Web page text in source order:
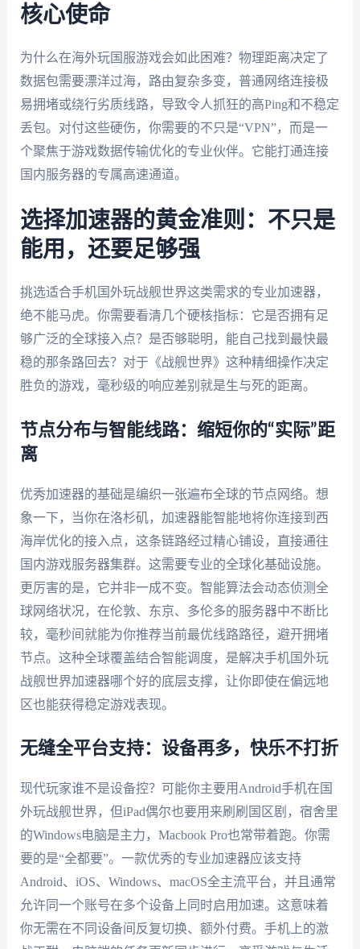
核心使命
为什么在海外玩国服游戏会如此困难？物理距离决定了
数据包需要漂洋过海，路由复杂多变，普通网络连接极
易拥堵或绕行劣质线路，导致令人抓狂的高Ping和不稳定
丢包。对付这些硬伤，你需要的不只是“VPN”，而是一
个聚焦于游戏数据传输优化的专业伙伴。它能打通连接
国内服务器的专属高速通道。
选择加速器的黄金准则：不只是
能用，还要足够强
挑选适合手机国外玩战舰世界这类需求的专业加速器，
绝不能马虎。你需要看清几个硬核指标：它是否拥有足
够广泛的全球接入点？是否够聪明，能自己找到最快最
稳的那条路回去？对于《战舰世界》这种精细操作决定
胜负的游戏，毫秒级的响应差别就是生与死的距离。
节点分布与智能线路：缩短你的“实际”距
离
优秀加速器的基础是编织一张遍布全球的节点网络。想
象一下，当你在洛杉矶，加速器能智能地将你连接到西
海岸优化的接入点，这条链路经过精心铺设，直接通往
国内游戏服务器集群。这需要专业的全球化基础设施。
更厉害的是，它并非一成不变。智能算法会动态侦测全
球网络状况，在伦敦、东京、多伦多的服务器中不断比
较，毫秒间就能为你推荐当前最优线路路径，避开拥堵
节点。这种全球覆盖结合智能调度，是解决手机国外玩
战舰世界加速器哪个好的底层支撑，让你即使在偏远地
区也能获得稳定游戏表现。
无缝全平台支持：设备再多，快乐不打折
现代玩家谁不是设备控？可能你主要用Android手机在国
外玩战舰世界，但iPad偶尔也要用来刷刷国区剧，宿舍里
的Windows电脑是主力，Macbook Pro也常带着跑。你需
要的是“全都要”。一款优秀的专业加速器应该支持
Android、iOS、Windows、macOS全主流平台，并且通常
允许同一个账号在多个设备上同时启用加速。这意味着
你无需在不同设备间反复切换、额外付费。手机上的激